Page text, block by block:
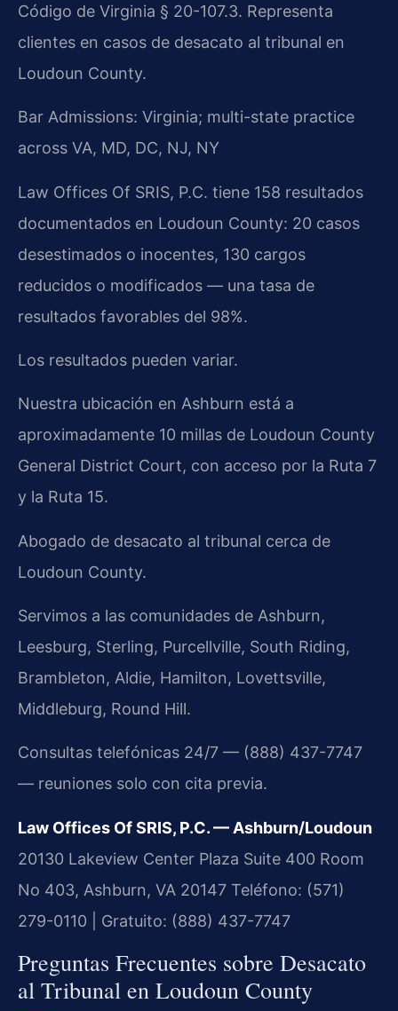
Código de Virginia § 20-107.3. Representa
clientes en casos de desacato al tribunal en
Loudoun County.
Bar Admissions: Virginia; multi-state practice
across VA, MD, DC, NJ, NY
Law Offices Of SRIS, P.C. tiene 158 resultados
documentados en Loudoun County: 20 casos
desestimados o inocentes, 130 cargos
reducidos o modificados — una tasa de
resultados favorables del 98%.
Los resultados pueden variar.
Nuestra ubicación en Ashburn está a
aproximadamente 10 millas de Loudoun County
General District Court, con acceso por la Ruta 7
y la Ruta 15.
Abogado de desacato al tribunal cerca de
Loudoun County.
Servimos a las comunidades de Ashburn,
Leesburg, Sterling, Purcellville, South Riding,
Brambleton, Aldie, Hamilton, Lovettsville,
Middleburg, Round Hill.
Consultas telefónicas 24/7 — (888) 437-7747
— reuniones solo con cita previa.
Law Offices Of SRIS, P.C. — Ashburn/Loudoun
20130 Lakeview Center Plaza Suite 400 Room
No 403, Ashburn, VA 20147 Teléfono: (571)
279-0110 | Gratuito: (888) 437-7747
Preguntas Frecuentes sobre Desacato
al Tribunal en Loudoun County